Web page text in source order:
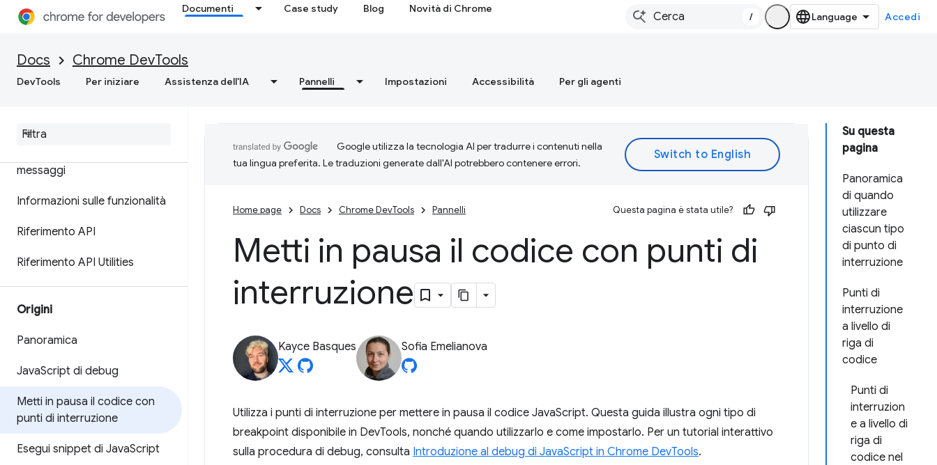
Documenti Case study Blog Novità di Chrome
/ Accedi
Docs Chrome DevTools
DevTools Per iniziare Assistenza dell'IA Pannelli Impostazioni Accessibilità Per gli agenti
della console
Esegui JavaScript
messaggi
Informazioni sulle funzionalità
Riferimento API
Riferimento API Utilities
Origini
Panoramica
JavaScript di debug
Metti in pausa il codice con
punti di interruzione
Esegui snippet di JavaScript
Su questa
pagina
Panoramica
di quando
utilizzare
ciascun tipo
di punto di
interruzione
Punti di
interruzione
a livello di
riga di
codice
Punti di
interruzion
e a livello di
riga di
codice nel
Google utilizza la tecnologia AI per tradurre i contenuti nella
tua lingua preferita. Le traduzioni generate dall'AI potrebbero contenere errori.
Home page Docs Chrome DevTools Pannelli Questa pagina è stata utile?
Metti in pausa il codice con punti di
interruzione
Kayce Basques Sofia Emelianova
Utilizza i punti di interruzione per mettere in pausa il codice JavaScript. Questa guida illustra ogni tipo di
breakpoint disponibile in DevTools, nonché quando utilizzarlo e come impostarlo. Per un tutorial interattivo
sulla procedura di debug, consulta Introduzione al debug di JavaScript in Chrome DevTools.